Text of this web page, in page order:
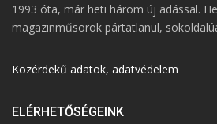
1993 óta, már heti három új adással.
magazinműsorok pártatlanul,
Közérdekű adatok, adatvédelem
ELÉRHETŐSÉGEINK